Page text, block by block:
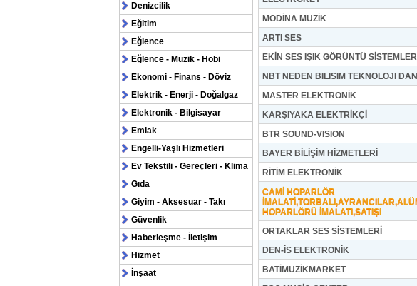
Denizcilik
Eğitim
Eğlence
Eğlence - Müzik - Hobi
Ekonomi - Finans - Döviz
Elektrik - Enerji - Doğalgaz
Elektronik - Bilgisayar
Emlak
Engelli-Yaşlı Hizmetleri
Ev Tekstili - Gereçleri - Klima
Gıda
Giyim - Aksesuar - Takı
Güvenlik
Haberleşme - İletişim
Hizmet
İnşaat
MODİNA MÜZİK
ARTI SES
EKİN SES IŞIK GÖRÜNTÜ SİSTEMLERİ
NBT NEDEN BILISIM TEKNOLOJI
MASTER ELEKTRONİK
KARŞIYAKA ELEKTRİKÇİ
BTR SOUND-VISION
BAYER BİLİŞİM HİZMETLERİ
RİTİM ELEKTRONİK
CAMİ HOPARLÖR
HOPARLÖRÜ İMALATI,SATIŞI
ORTAKLAR SES SİSTEMLERİ
DEN-İS ELEKTRONİK
BATİMUZİKMARKET